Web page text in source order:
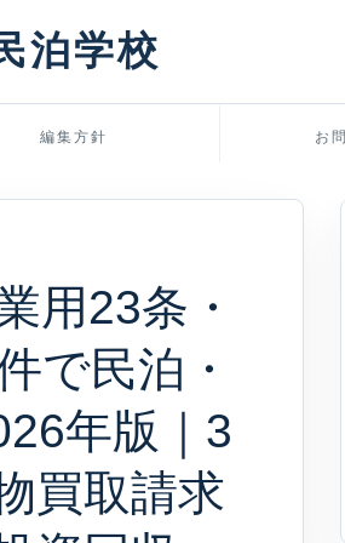
泊学校
編集方針 お
用23条・
で民泊・
年版｜3
買取請求